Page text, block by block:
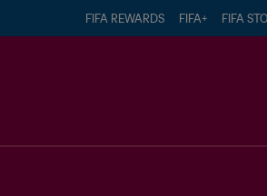
FIFA REWARDS FIFA+ FIFA